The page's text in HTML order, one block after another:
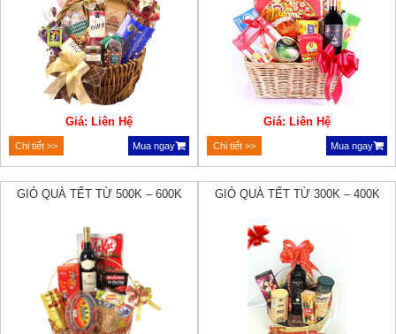
Giá: Liên Hệ
Chi tiết >> Mua ngay
Giá: Liên Hệ
Chi tiết >> Mua ngay
GIỎ QUÀ TẾT TỪ 500K – 600K GIỎ QUÀ TẾT TỪ 300K – 400K